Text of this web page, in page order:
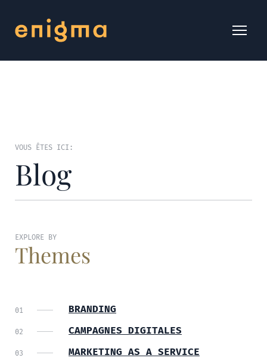
VOUS ÊTES ICI:
Blog
EXPLORE BY
Themes
BRANDING
CAMPAGNES DIGITALES
MARKETING AS A SERVICE